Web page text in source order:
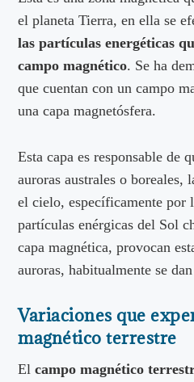
el planeta Tierra, en ella se
las partículas energéticas
campo magnético. Se ha
que cuentan con un campo
una capa magnetósfera.
Esta capa es responsable de
auroras australes o boreales,
el cielo, específicamente por
partículas enérgicas del Sol
capa magnética, provocan
auroras, habitualmente se
Variaciones que
magnético terrestre
Elcampo magnético